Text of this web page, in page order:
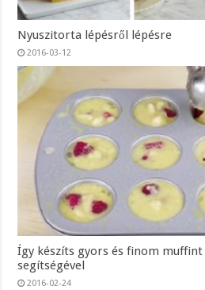
Nyuszitorta lépésről lépésre
2016-03-12
Így készíts gyors és finom muffint
segítségével
2016-02-24